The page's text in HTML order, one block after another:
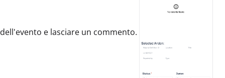
dell'evento e lasciare un commento.